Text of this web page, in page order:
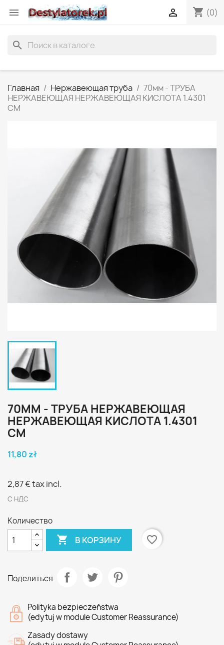
 shopping_cart (0)

search
Главная Нержавеющая труба
70мм - ТРУБА
НЕРЖАВЕЮЩАЯ НЕРЖАВЕЮЩАЯ КИСЛОТА 1.4301
CM
70ММ - ТРУБА НЕРЖАВЕЮЩАЯ
НЕРЖАВЕЮЩАЯ КИСЛОТА 1.4301
CM
11,80 zł
2,87 €tax incl.
С НДС
Количество
 В КОРЗИНУ favorite_border
Поделиться
Polityka bezpieczeństwa
(edytuj w module Customer Reassurance)
Zasady dostawy